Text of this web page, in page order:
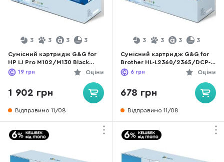
3 3 3 3
Сумісний картридж G&G for
HP LJ Pro M102/M130 Black
Without chip (G&G-CF217A)Оціни
19 грн
1 902 грн
Відправимо 11/08
3 3 3 3
Сумісний картридж G&G for
Brother HL-L2360/2365/DCP-
L2500/25x0/MFC-
L2700/2720/2740 Black (G&G-
Оціни
6 грн
678 грн
Відправимо 11/08